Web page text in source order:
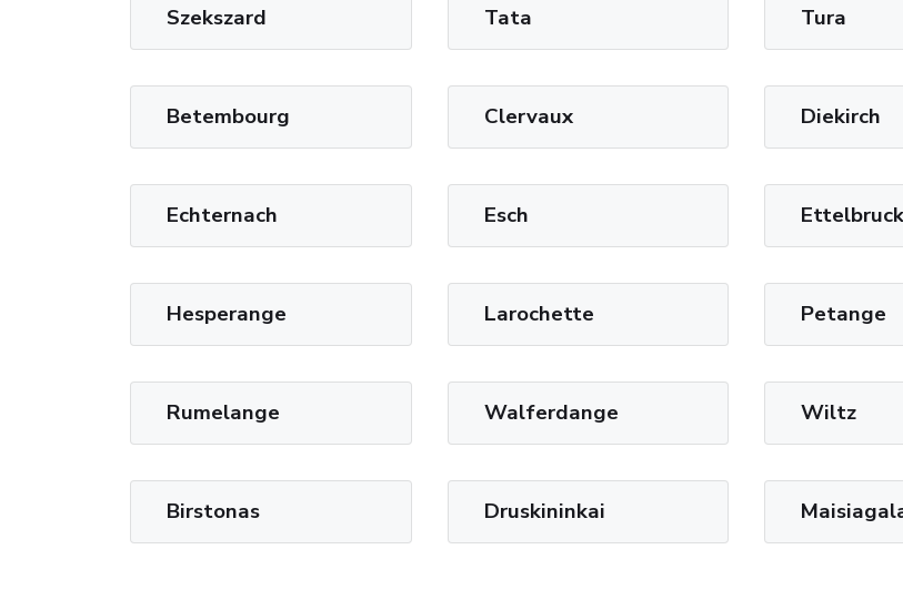
Szekszard Tata Tura
Betembourg Clervaux Diekirch
Echternach Esch Ettelbruck
Hesperange Larochette Petange
Rumelange Walferdange Wiltz
Birstonas Druskininkai